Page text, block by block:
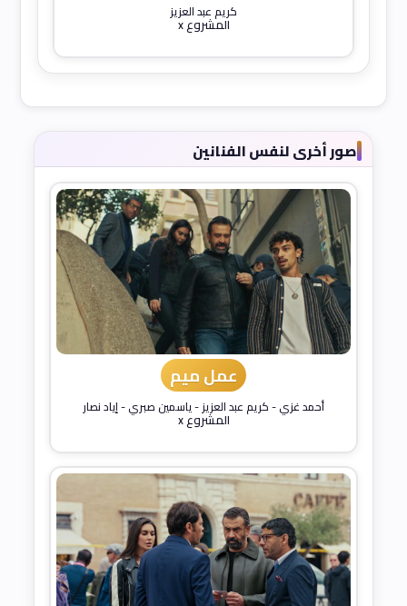
كريم عبد العزيز
المشروع x
صور أخرى لنفس الفنانين
عمل ميم
أحمد غزي-كريم عبد العزيز-ياسمين صبري-إياد نصار
المشروع x